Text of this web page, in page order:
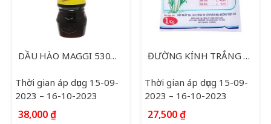
DẦU HÀO MAGGI 530ML
Thời gian áp dụng 15-09-
2023 – 16-10-2023
38,000₫
ĐƯỜNG KÍNH TRẮNG XUẤT KHẨU 1KG
Thời gian áp dụng 15-09-
2023 – 16-10-2023
27,500₫